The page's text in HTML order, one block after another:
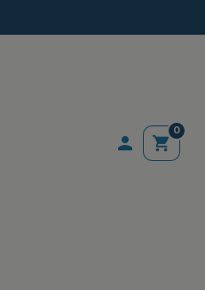
 shopping_cart
0